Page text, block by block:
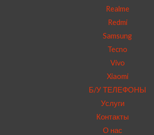
Realme
Redmi
Samsung
Tecno
Vivo
Xiaomi
Б/У ТЕЛЕФОНЫ
Услуги
Контакты
О нас